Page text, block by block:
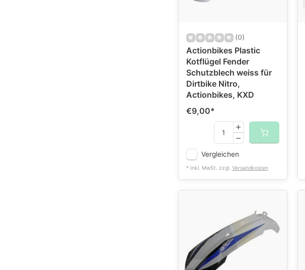
(0)
Actionbikes Plastic
Kotflügel Fender
Schutzblech weiss für
Dirtbike Nitro,
Actionbikes, KXD
€9,00*
Vergleichen
* Inkl. MwSt. zzgl. Versandkosten